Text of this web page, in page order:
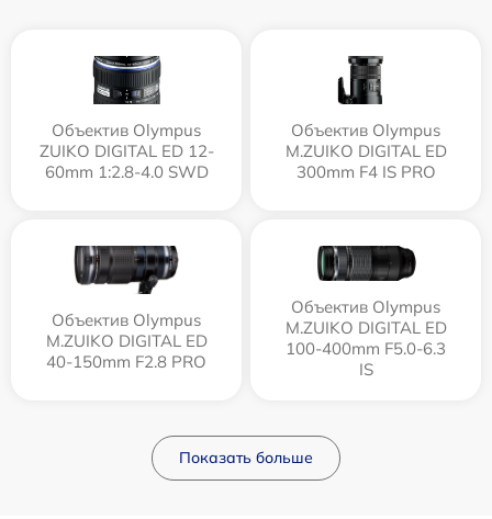
Объектив Olympus
ZUIKO DIGITAL ED 12-
60mm 1:2.8-4.0 SWD
Объектив Olympus
M.ZUIKO DIGITAL ED
300mm F4 IS PRO
Объектив Olympus
M.ZUIKO DIGITAL ED
40-150mm F2.8 PRO
Объектив Olympus
M.ZUIKO DIGITAL ED
100-400mm F5.0-6.3
IS
Показать больше